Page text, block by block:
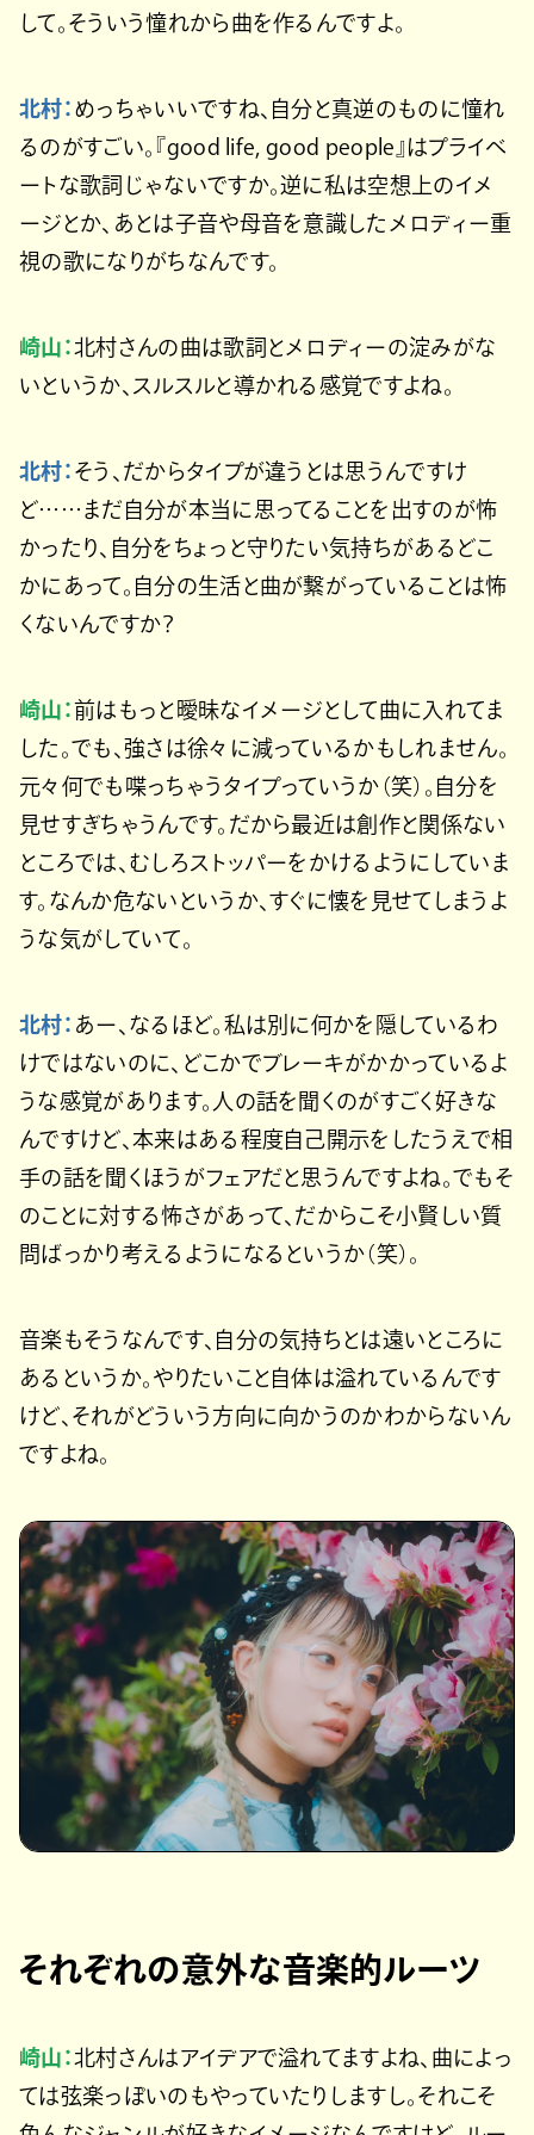
して。そういう憧れから曲を作るんですよ。
北村： めっちゃいいですね、自分と真逆のものに憧れ
るのがすごい。『good life, good people』はプライベ
ートな歌詞じゃないですか。逆に私は空想上のイメ
ージとか、あとは子音や母音を意識したメロディー重
視の歌になりがちなんです。
崎山： 北村さんの曲は歌詞とメロディーの淀みがな
いというか、スルスルと導かれる感覚ですよね。
北村： そう、だからタイプが違うとは思うんですけ
ど……まだ自分が本当に思ってることを出すのが怖
かったり、自分をちょっと守りたい気持ちがあるどこ
かにあって。自分の生活と曲が繋がっていることは怖
くないんですか？
崎山：前はもっと曖昧なイメージとして曲に入れてま
した。でも、強さは徐々に減っているかもしれません。
元々何でも喋っちゃうタイプっていうか（笑）。自分を
見せすぎちゃうんです。だから最近は創作と関係ない
ところでは、むしろストッパーをかけるようにしていま
す。なんか危ないというか、すぐに懐を見せてしまうよ
うな気がしていて。
北村： あー、なるほど。私は別に何かを隠しているわ
けではないのに、どこかでブレーキがかかっているよ
うな感覚があります。人の話を聞くのがすごく好きな
んですけど、本来はある程度自己開示をしたうえで相
手の話を聞くほうがフェアだと思うんですよね。でもそ
のことに対する怖さがあって、だからこそ小賢しい質
問ばっかり考えるようになるというか（笑）。
音楽もそうなんです、自分の気持ちとは遠いところに
あるというか。やりたいこと自体は溢れているんです
けど、それがどういう方向に向かうのかわからないん
ですよね。
それぞれの意外な音楽的ルーツ
崎山： 北村さんはアイデアで溢れてますよね、曲によっ
ては弦楽っぽいのもやっていたりしますし。それこそ